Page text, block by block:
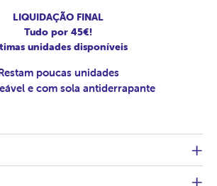
LIQUIDAÇÃO FINAL
Tudo por 45€!
unidades disponíveis
poucas unidades
e com sola antiderrapante